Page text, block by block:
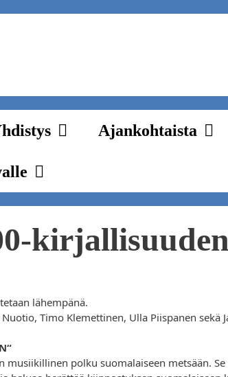
Ajankohtaista
lähempänä.
Timo Klemettinen, Ulla Piispanen sekä
musiikillinen polku suomalaiseen metsään.